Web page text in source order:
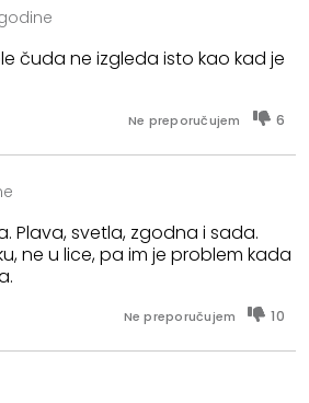
čuda ne izgleda isto kao kad je
Ne preporučujem 6
Plava, svetla, zgodna i sada.
ne u lice, pa im je problem kada
Ne preporučujem 10